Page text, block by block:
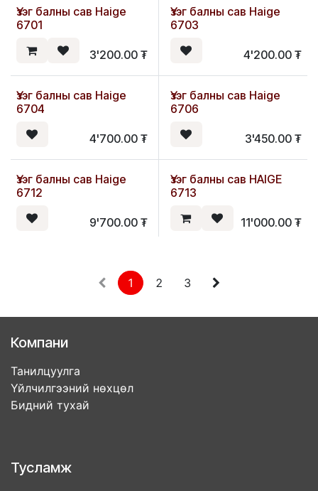
Үзэг балны сав Haige
6701
3'200.00₮
Үзэг балны сав Haige
6703
4'200.00₮
Үзэг балны сав Haige
6704
4'700.00₮
Үзэг балны сав Haige
6706
3'450.00₮
Үзэг балны сав Haige
6712
9'700.00₮
Үзэг балны сав HAIGE
6713
11'000.00₮
1 2 3
Компани
Танилцуулга
Үйлчилгээний нөхцөл
Бидний тухай
Тусламж